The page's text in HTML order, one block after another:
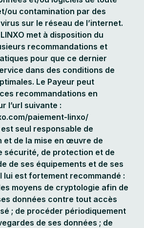
ou contamination par des
sur le réseau de l’internet.
met à disposition du
recommandations et
pour que ce dernier
dans des conditions de
Le Payeur peut
recommandations en
l’url suivante :
paiement-linxo/
seul responsable de
et de la mise en œuvre de
sécurité, de protection et de
de ses équipements et de ses
lui est fortement recommandé :
moyens de cryptologie afin de
données contre tout accès
; de procéder périodiquement
de ses données ; de